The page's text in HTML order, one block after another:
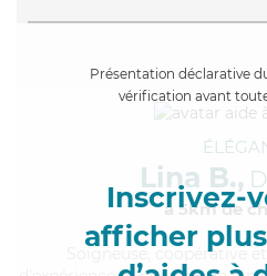
Présentation déclarative
vérification avant
Inscrivez-
afficher
Lina B.,
à 5km de
, coopérative